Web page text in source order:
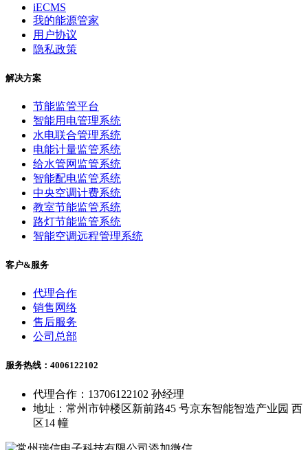
iECMS
我的能源管家
用户协议
隐私政策
解决方案
节能监管平台
智能用电管理系统
水电联合管理系统
电能计量监管系统
给水管网监管系统
智能配电监管系统
中央空调计费系统
教室节能监管系统
路灯节能监管系统
智能空调远程管理系统
客户&服务
代理合作
销售网络
售后服务
公司总部
服务热线：4006122102
代理合作：13706122102 孙经理
地址：常州市钟楼区新前路45 号京东智能智造产业园 西
区14 幢